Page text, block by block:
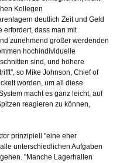
Kollegen
deutlich Zeit und Geld
erfordert, dass man mit
zunehmend größer werdenden
hochindividuelle
sind, und höhere
so Mike Johnson, Chief of
worden, um all diese
macht es ganz leicht, auf
reagieren zu können,
prinzipiell "eine eher
unterschiedlichen Aufgaben
"Manche Lagerhallen